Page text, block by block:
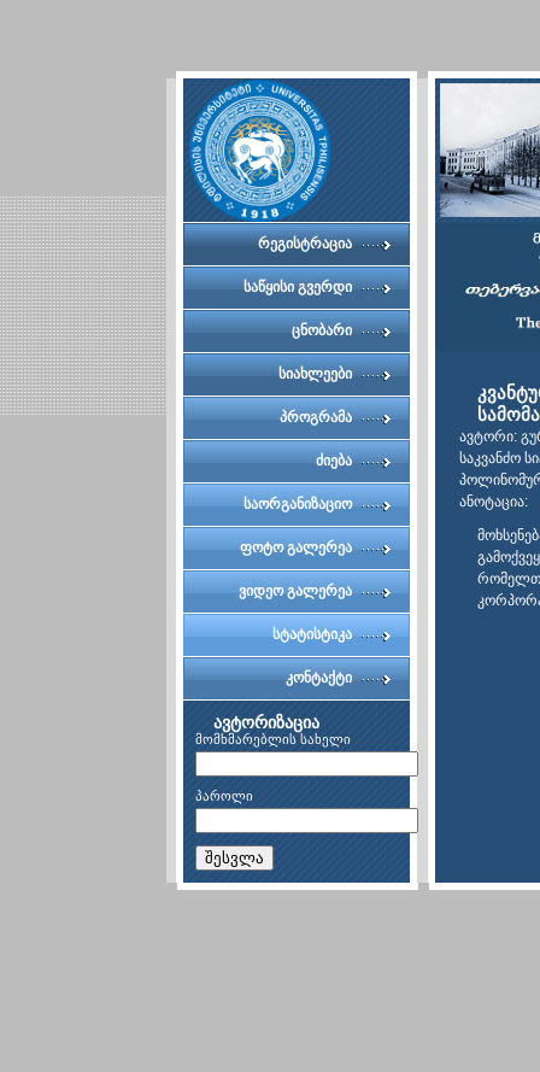
რეგისტრაცია
საწყისი გვერდი
ცნობარი
სიახლეები
პროგრამა
ძიება
საორგანიზაციო
კომიტეტი
ფოტო გალერეა
ვიდეო გალერეა
სტატისტიკა
კონტაქტი
ავტორიზაცია
მომხმარებლის სახელი
პაროლი
შესვლა
ავტორი:
საკვანძო
ანოტაცია: